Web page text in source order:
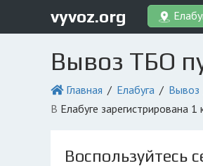
vyvoz.org
Вывоз ТБО
Главная Елабуга Вывоз
в Елабуге
Воспользуйтесь